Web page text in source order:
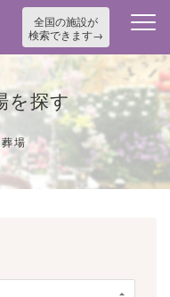
全国の施設が
検索できます
を探す
場